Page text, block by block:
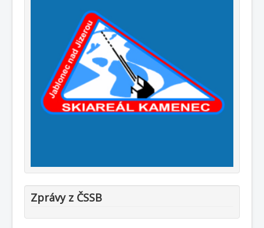
Zprávy z ČSSB